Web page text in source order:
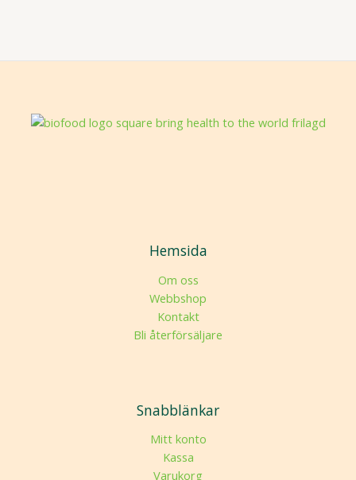
Hemsida
Om oss
Webbshop
Kontakt
Bli återförsäljare
Snabblänkar
Mitt konto
Kassa
Varukorg